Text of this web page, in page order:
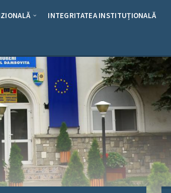
INTEGRITATEA INSTITUȚIONALĂ